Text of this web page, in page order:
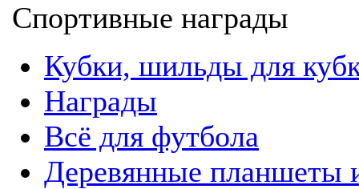
Спортивные награды
Кубки, шильды для
Награды
Всё для футбола
Деревянные планшеты